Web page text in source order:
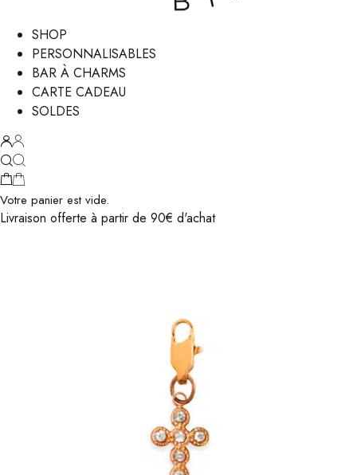
SHOP
PERSONNALISABLES
BAR À CHARMS
CARTE CADEAU
SOLDES
Votre panier est vide.
Livraison offerte à partir de 90€ d'achat